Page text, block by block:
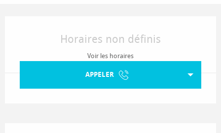
Horaires non définis
Voir les horaires
APPELER